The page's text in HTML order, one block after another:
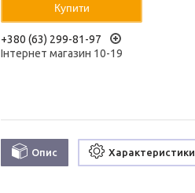
Купити
+380 (63) 299-81-97
Інтернет магазин 10-19
Опис Характеристики